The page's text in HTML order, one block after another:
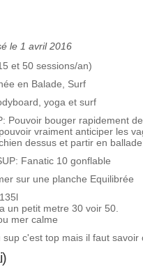
le 1 avril 2016
et 50 sessions/an)
en Balade, Surf
yoga et surf
Pouvoir bouger rapidement
vraiment anticiper les
dessus et partir en
Fanatic 10 gonflable
sur une planche Equilibrée
un petit metre 30 voir 50.
mer calme
c'est top mais il faut